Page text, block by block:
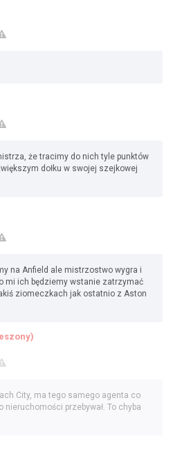
że tracimy do nich tyle punktów
dołku w swojej szejkowej
na Anfield ale mistrzostwo wygra i
mi ich będziemy wstanie zatrzymać
ziomeczkach jak ostatnio z Aston
City, ma tego samego agenta co
nieruchomości przebywał. To chyba